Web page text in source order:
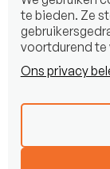
LinkedIn
Disclaimer
te bieden. Ze
voortdurend te
Ons privacy